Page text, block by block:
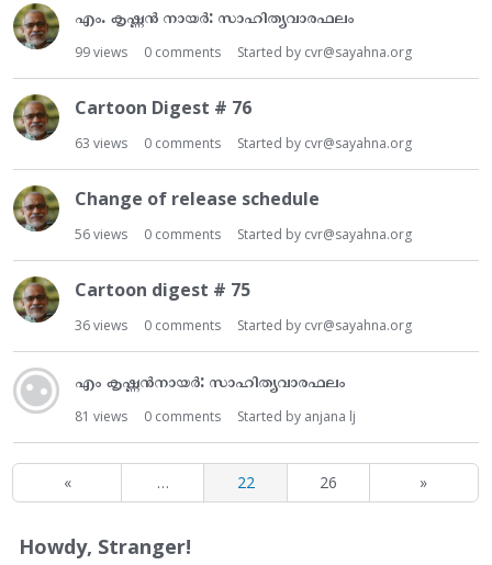
എം. കൃഷ്ണൻ നായർ: സാഹിത്യവാരഫലം
99views 0 comments Started by cvr@sayahna.org
Cartoon Digest # 76
63 views 0 comments Started by cvr@sayahna.org
Change of release schedule
56views 0 comments Started by cvr@sayahna.org
Cartoon digest # 75
36views 0 comments Started by cvr@sayahna.org
എം കൃഷ്ണൻനായർ: സാഹിത്യവാരഫലം
81 views 0 comments Started by anjana lj
« … 22 26 »
Howdy, Stranger!